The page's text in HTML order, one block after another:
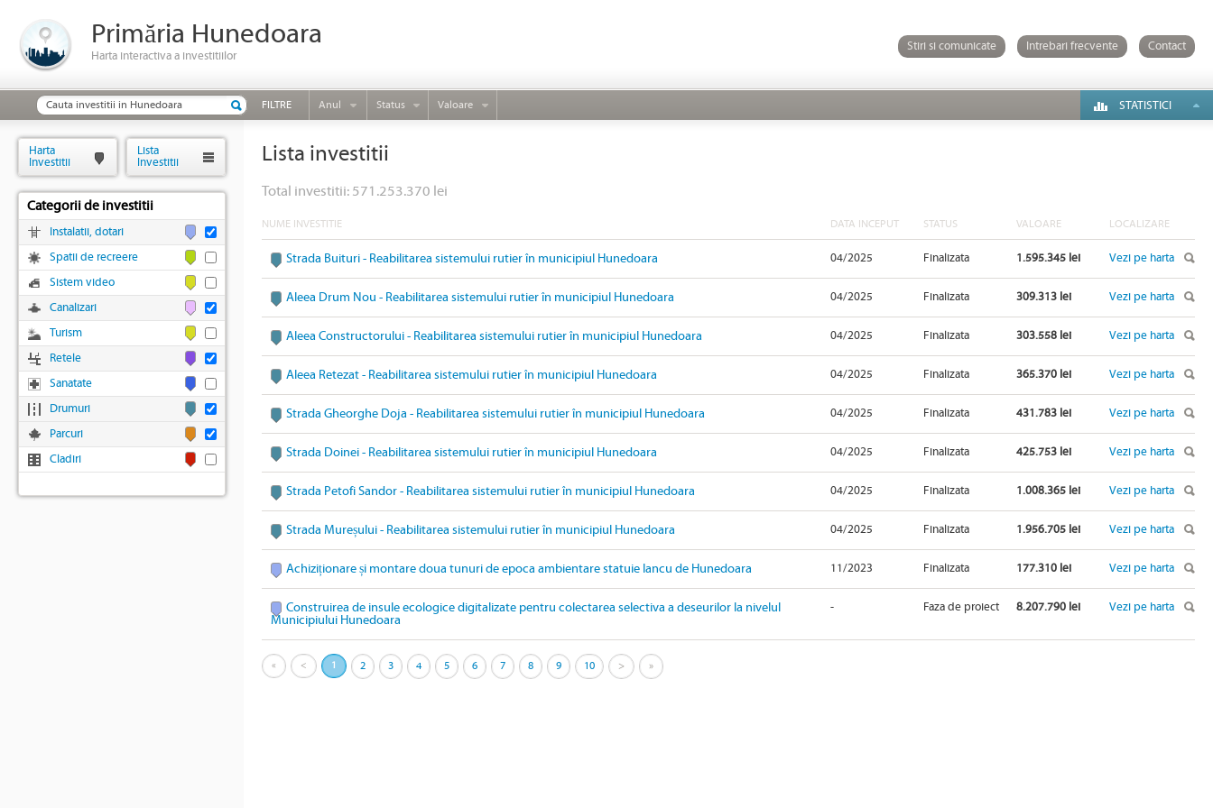
Primăria Hunedoara
Harta interactiva a investitiilor
Stiri si comunicate Intrebari frecvente Contact
FILTRE Anul Status Valoare STATISTICI
Lista investitii
Total investitii: 571.253.370 lei
NUME INVESTITIE DATA INCEPUT STATUS VALOARE LOCALIZARE
Strada Buituri - Reabilitarea sistemului rutier în municipiul Hunedoara 04/2025 Finalizata 1.595.345 lei Vezi pe harta
Aleea Drum Nou - Reabilitarea sistemului rutier în municipiul Hunedoara 04/2025 Finalizata 309.313 lei Vezi pe harta
Aleea Constructorului - Reabilitarea sistemului rutier în municipiul Hunedoara 04/2025 Finalizata 303.558 lei Vezi pe harta
Aleea Retezat - Reabilitarea sistemului rutier în municipiul Hunedoara 04/2025 Finalizata 365.370 lei Vezi pe harta
Strada Gheorghe Doja - Reabilitarea sistemului rutier în municipiul Hunedoara 04/2025 Finalizata 431.783 lei Vezi pe harta
Strada Doinei - Reabilitarea sistemului rutier în municipiul Hunedoara 04/2025 Finalizata 425.753 lei Vezi pe harta
Strada Petofi Sandor - Reabilitarea sistemului rutier în municipiul Hunedoara 04/2025 Finalizata 1.008.365 lei Vezi pe harta
Strada Mureșului - Reabilitarea sistemului rutier în municipiul Hunedoara 04/2025 Finalizata 1.956.705 lei Vezi pe harta
Achiziționare și montare doua tunuri de epoca ambientare statuie Iancu de Hunedoara 11/2023 Finalizata 177.310 lei Vezi pe harta
Construirea de insule ecologice digitalizate pentru colectarea selectiva a deseurilor la nivelul
Municipiului Hunedoara
- Faza de proiect 8.207.790 lei Vezi pe harta
« < 1 2 3 4 5 6 7 8 9 10 > »
Harta
Investitii
Lista
Investitii
Categorii de investitii
Instalatii, dotari
Spatii de recreere
Sistem video
Canalizari
Turism
Retele
Sanatate
Drumuri
Parcuri
Cladiri